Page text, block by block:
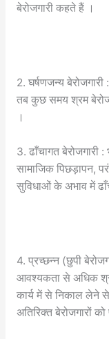
बेरोजगारी कहते हैं ।
2. घर्षणजन्य
तब कुछ समय श्रम
।
3. ढाँचागत बेरोजगारी
सामाजिक पिछड़ापन,
सुविधाओं के अभाव में
4. प्रच्छन्न (छुपी
आवश्यकता से अधिक
कार्य में से निकाल लेने
अतिरिक्त बेरोजगारों